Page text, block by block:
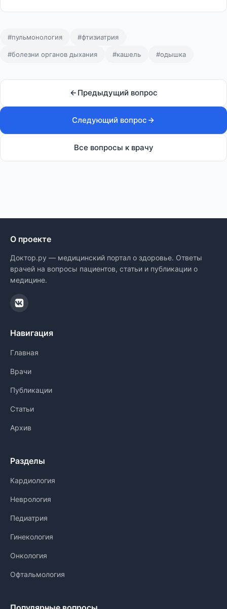
#пульмонология #фтизиатрия
#болезни органов дыхания #кашель #одышка
Предыдущий вопрос
Следующий вопрос
Все вопросы к врачу
О проекте
Доктор.ру — медицинский портал о здоровье. Ответы
врачей на вопросы пациентов, статьи и публикации о
медицине.
Навигация
Главная
Врачи
Публикации
Статьи
Архив
Разделы
Кардиология
Неврология
Педиатрия
Гинекология
Онкология
Офтальмология